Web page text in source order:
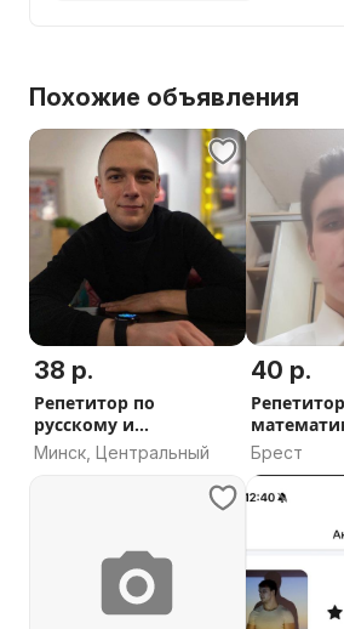
Похожие объявления
38 р.
Репетитор по
русскому и
английскому языку
Минск, Центральный
40 р.
Брест